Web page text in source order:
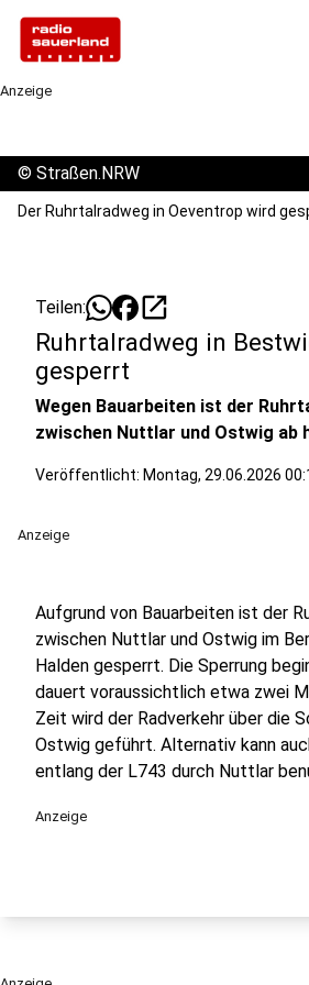
Anzeige
© Straßen.NRW
Der Ruhrtalradweg in Oeventrop wird
Teilen: open_in_new
Ruhrtalradweg in
gesperrt
Wegen Bauarbeiten ist der
zwischen Nuttlar und Ostwig ab
Veröffentlicht: Montag, 29.06.2026
Anzeige
Aufgrund von Bauarbeiten ist der
zwischen Nuttlar und Ostwig im
Halden gesperrt. Die Sperrung
dauert voraussichtlich etwa zwei
Zeit wird der Radverkehr über die
Ostwig geführt. Alternativ kann
entlang der L743 durch Nuttlar
Anzeige